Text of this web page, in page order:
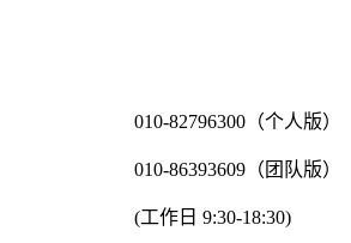
010-82796300（个人版）
010-86393609（团队版）
(工作日 9:30-18:30)